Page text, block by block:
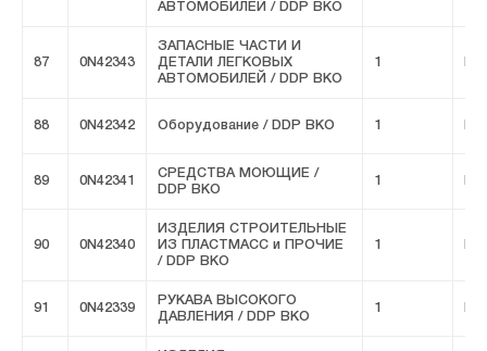
АВТОМОБИЛЕЙ / DDP ВКО
87 0N42343
ЗАПАСНЫЕ ЧАСТИ И
ДЕТАЛИ ЛЕГКОВЫХ
АВТОМОБИЛЕЙ / DDP ВКО
1
88 0N42342 Оборудование / DDP ВКО 1
89 0N42341
СРЕДСТВА МОЮЩИЕ /
DDP ВКО
1
90 0N42340
ИЗДЕЛИЯ СТРОИТЕЛЬНЫЕ
ИЗ ПЛАСТМАСС и ПРОЧИЕ
/ DDP ВКО
1
91 0N42339
РУКАВА ВЫСОКОГО
ДАВЛЕНИЯ / DDP ВКО
1